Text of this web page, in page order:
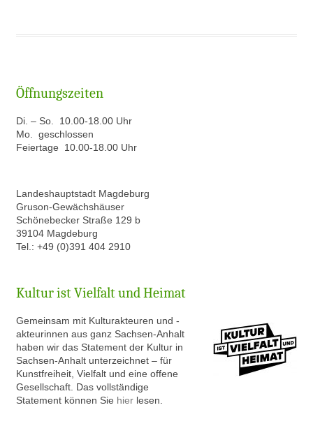
Öffnungszeiten
Di. – So. 10.00-18.00 Uhr
Mo. geschlossen
Feiertage 10.00-18.00 Uhr
Landeshauptstadt Magdeburg
Gruson-Gewächshäuser
Schönebecker Straße 129 b
39104 Magdeburg
Tel.: +49 (0)391 404 2910
Kultur ist Vielfalt und Heimat
Gemeinsam mit Kulturakteuren und -
akteurinnen aus ganz Sachsen-Anhalt
haben wir das Statement der Kultur in
Sachsen-Anhalt unterzeichnet – für
Kunstfreiheit, Vielfalt und eine offene
Gesellschaft. Das vollständige
Statement können Sie hier lesen.